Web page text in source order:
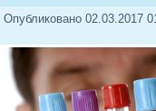
Опубликовано 02.03.2017